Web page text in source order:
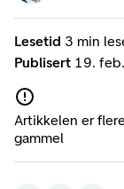
Lesetid 3 min
Publisert 19.
Artikkelen er
gammel